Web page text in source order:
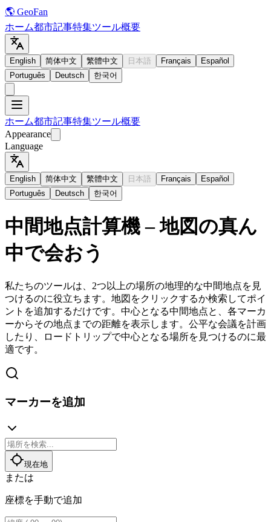
🌎 GeoFan
ホーム都市記事特集ツール概要
English 简体中文 繁體中文 日本語 Français
Español
Português
Deutsch 한국어
ホーム都市記事特集ツール概要
Appearance
Language
English 简体中文 繁體中文 日本語 Français
Español
Português
Deutsch 한국어
中間地点計算機 – 地図の真ん
中で会おう
私たちのツールは、2つ以上の場所の地理的な中間地点を見
つけるのに役立ちます。地図をクリックするか検索してポイ
ントを追加するだけです。中心となる中間地点と、各マーカ
ーからその地点までの距離を表示します。公平な会議を計画
したり、ロードトリップで中心となる場所を見つけるのに最
適です。
マーカーを追加
現在地
または
座標を手動で追加